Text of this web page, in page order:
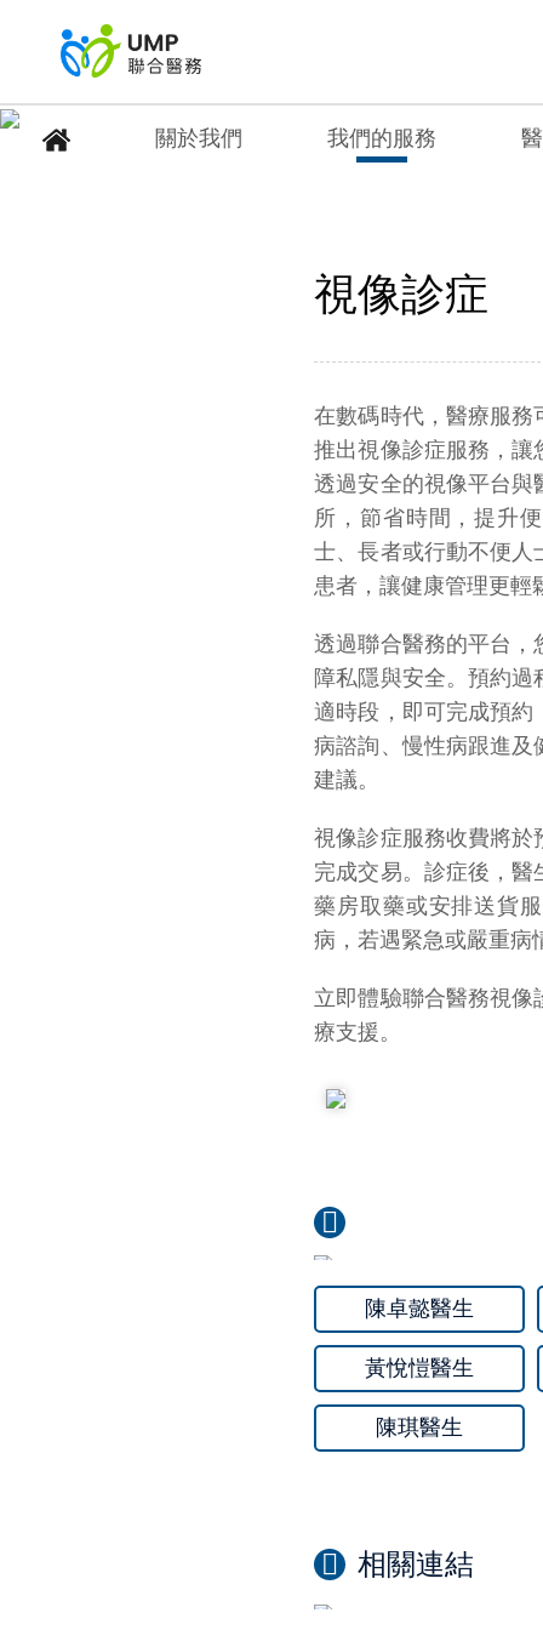
關於我們 我們的服務
視像診症
在數碼時代，醫療服務
推出視像診症服務，讓
透過安全的視像平台與
所，節省時間，提升
士、長者或行動不便人
患者，讓健康管理更輕
透過聯合醫務的平台，
障私隱與安全。預約過
適時段，即可完成預約
病諮詢、慢性病跟進及
建議。
視像診症服務收費將於
完成交易。診症後，
藥房取藥或安排送貨
病，若遇緊急或嚴重病
立即體驗聯合醫務視
療支援。
陳卓懿醫生
黃悅愷醫生
陳琪醫生
相關連結